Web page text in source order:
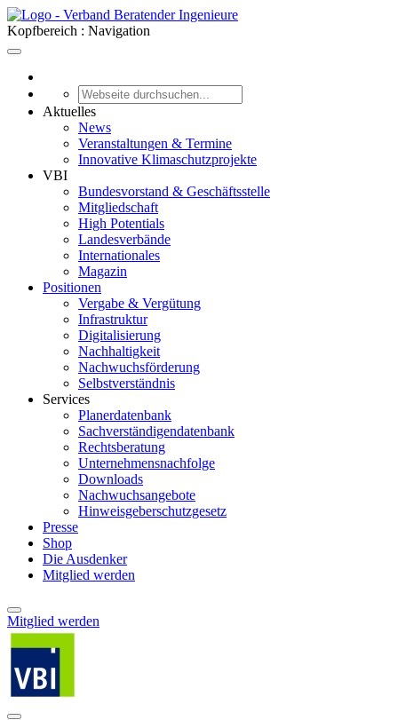
Kopfbereich : Navigation
Aktuelles
News
Veranstaltungen & Termine
Innovative Klimaschutzprojekte
VBI
Bundesvorstand & Geschäftsstelle
Mitgliedschaft
High Potentials
Landesverbände
Internationales
Magazin
Positionen
Vergabe & Vergütung
Infrastruktur
Digitalisierung
Nachhaltigkeit
Nachwuchsförderung
Selbstverständnis
Services
Planerdatenbank
Sachverständigendatenbank
Rechtsberatung
Unternehmensnachfolge
Downloads
Nachwuchsangebote
Hinweisgeberschutzgesetz
Presse
Shop
Die Ausdenker
Mitglied werden
Mitglied werden